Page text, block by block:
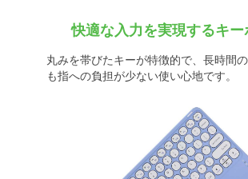
快適な入力を実現するキー
丸みを帯びたキーが特徴的で、長時間
も指への負担が少ない使い心地です。